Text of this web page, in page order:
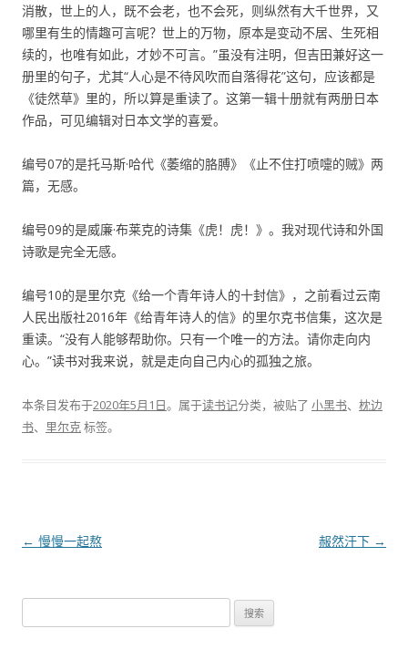
消散，世上的人，既不会老，也不会死，则纵然有大千世界，又
哪里有生的情趣可言呢？世上的万物，原本是变动不居、生死相
续的，也唯有如此，才妙不可言。”虽没有注明，但吉田兼好这一
册里的句子，尤其“人心是不待风吹而自落得花”这句，应该都是
《徒然草》里的，所以算是重读了。这第一辑十册就有两册日本
作品，可见编辑对日本文学的喜爱。
编号07的是托马斯·哈代《萎缩的胳膊》《止不住打喷嚏的贼》两
篇，无感。
编号09的是威廉·布莱克的诗集《虎！虎！》。我对现代诗和外国
诗歌是完全无感。
编号10的是里尔克《给一个青年诗人的十封信》，之前看过云南
人民出版社2016年《给青年诗人的信》的里尔克书信集，这次是
重读。“没有人能够帮助你。只有一个唯一的方法。请你走向内
心。”读书对我来说，就是走向自己内心的孤独之旅。
本条目发布于2020年5月1日。属于读书记分类，被贴了 小黑书、 枕边
书、 里尔克 标签。
文
← 慢慢一起熬 赧然汗下 →
索